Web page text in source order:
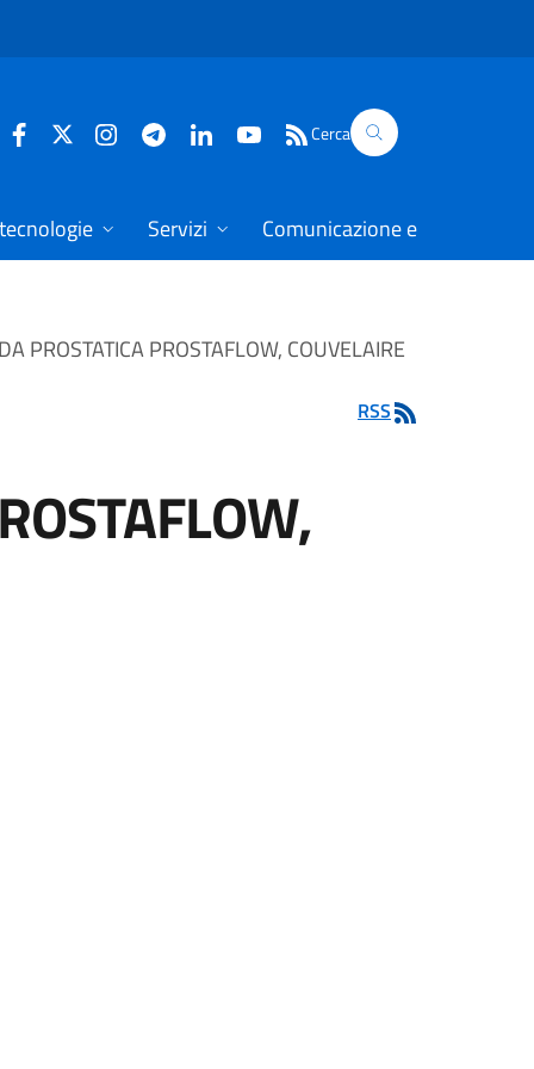
Cerca
Servizi Comunicazione e dati
PROSTATICA PROSTAFLOW, COUVELAIRE
RSS